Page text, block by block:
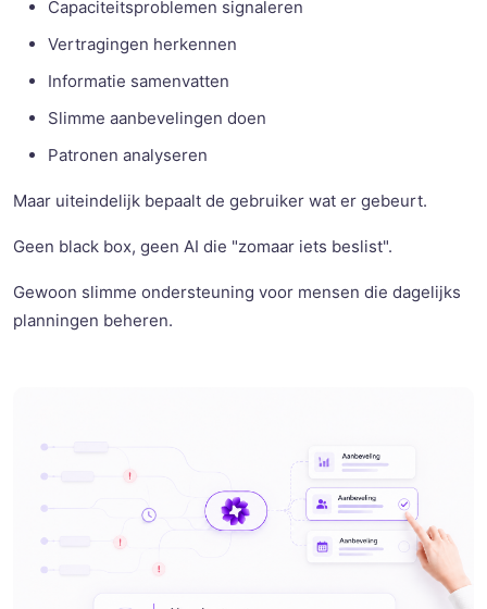
Capaciteitsproblemen signaleren
Vertragingen herkennen
Informatie samenvatten
Slimme aanbevelingen doen
Patronen analyseren
Maar uiteindelijk bepaalt de gebruiker wat er gebeurt.
Geen black box, geen AI die "zomaar iets beslist".
Gewoon slimme ondersteuning voor mensen die dagelijks
planningen beheren.